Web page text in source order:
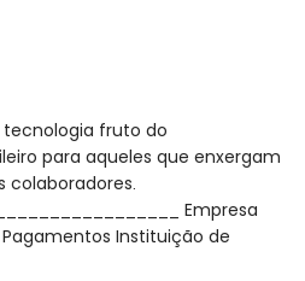
fruto do
para aqueles que enxergam
colaboradores.
Empresa
Instituição de